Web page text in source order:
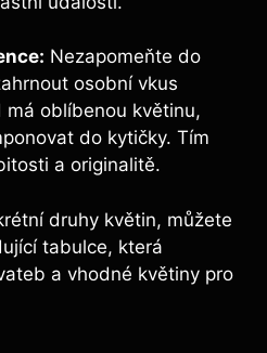
Nezapomeňte do
osobní vkus
má oblíbenou květinu,
do kytičky. Tím
a originalitě.
druhy květin, můžete
tabulce, která
a vhodné květiny pro